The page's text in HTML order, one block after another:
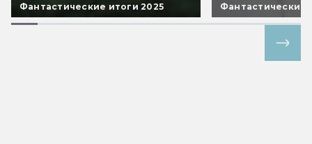
Фантастические итоги 2025 Фантастические